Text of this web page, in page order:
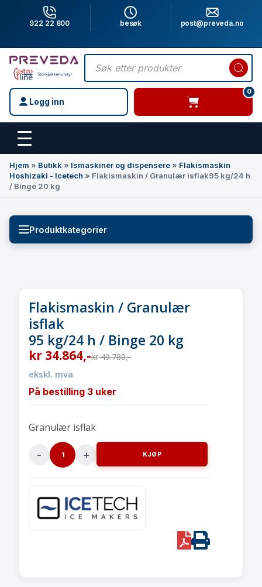
922 22 800 besøk post@preveda.no
Products
search
Logg inn
0
varer i handlevogn
Hovedinnhold
Hjem » Butikk » Ismaskiner og dispensere» Flakismaskin
Hoshizaki - Icetech » Flakismaskin / Granulær isflak95 kg/24 h
/ Binge 20 kg
Produktkategorier
Flakismaskin / Granulær
isflak
95 kg/24 h / Binge 20 kg
kr 34.864,-kr49.780,-
ekskl. mva
På bestilling 3 uker
Granulær isflak
Flakismaskin
isflak95
kg/24
KJØP
PDFPrint